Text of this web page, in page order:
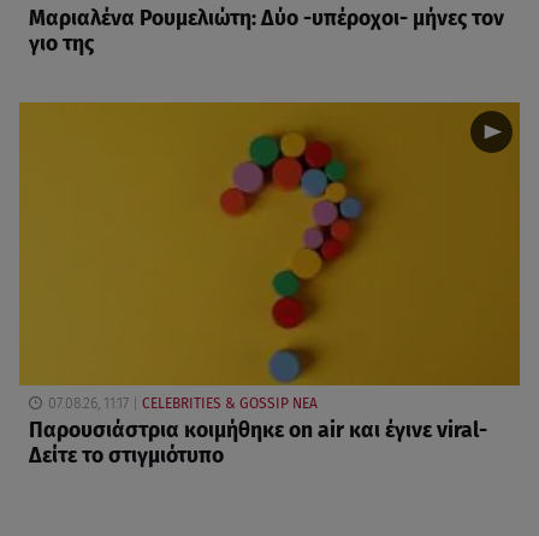
Μαριαλένα Ρουμελιώτη: Δύο -υπέροχοι- μήνες τον
γιο της
07.08.26, 11:17 CELEBRITIES & GOSSIP ΝΕΑ
Παρουσιάστρια κοιμήθηκε on air και έγινε viral-
Δείτε το στιγμιότυπο